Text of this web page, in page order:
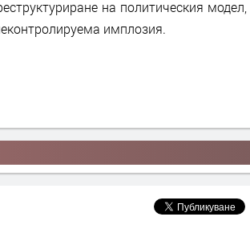
на политическия модел,
имплозия.